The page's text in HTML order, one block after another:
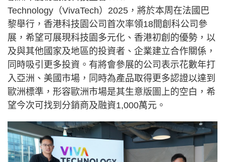
Technology（VivaTech）2025，將於本周在法國巴
黎舉行，香港科技園公司首次率領18間創科公司參
展，希望可展現科技園多元化、香港初創的優勢，以
及與其他國家及地區的投資者、企業建立合作關係，
同時吸引更多投資。有將會參展的公司表示花數年打
入亞洲、美國市場，同時為產品取得更多認證以達到
歐洲標準，形容歐洲市場是其生意版圖上的空白，希
望今次可找到分銷商及融資1,000萬元。